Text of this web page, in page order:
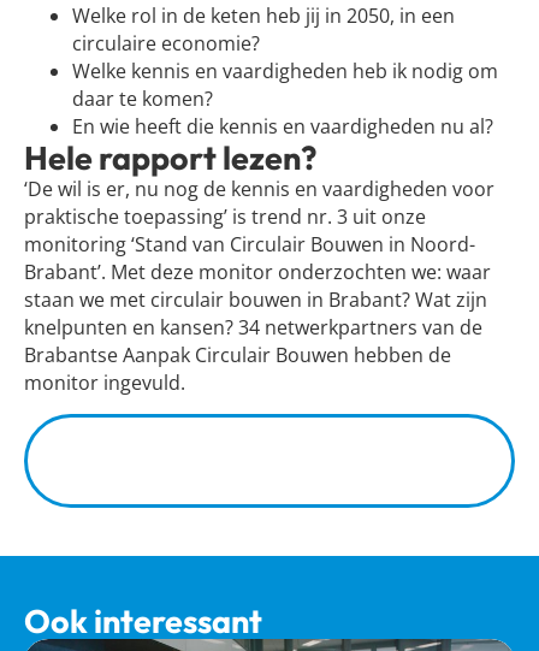
Welke rol in de keten heb jij in 2050, in een
circulaire economie?
Welke kennis en vaardigheden heb ik nodig om
daar te komen?
En wie heeft die kennis en vaardigheden nu al?
Hele rapport lezen?
‘De wil is er, nu nog de kennis en vaardigheden voor
praktische toepassing’ is trend nr. 3 uit onze
monitoring ‘Stand van Circulair Bouwen in Noord-
Brabant’. Met deze monitor onderzochten we: waar
staan we met circulair bouwen in Brabant? Wat zijn
knelpunten en kansen? 34 netwerkpartners van de
Brabantse Aanpak Circulair Bouwen hebben de
monitor ingevuld.
Ook interessant